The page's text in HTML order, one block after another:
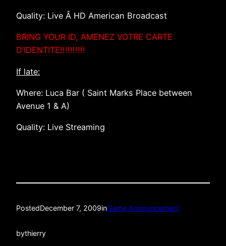
Quality: Live Â HD American Broadcast
BRING YOUR ID, AMENEZ VOTRE CARTE
D’IDENTITE!!!!!!!!!!
If late:
Where: Luca Bar ( Saint Marks Place between
Avenue 1 & A)
Quality: Live Streaming
PostedDecember 7, 2009inGame Announcement
bythierry